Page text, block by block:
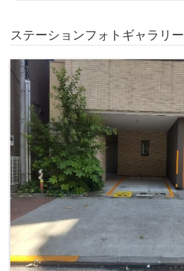
ステーションフォトギャラリー